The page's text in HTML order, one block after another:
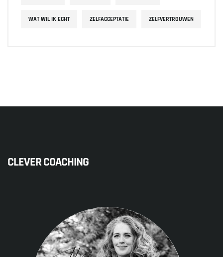
WAT WIL IK ECHT ZELFACCEPTATIE ZELFVERTROUWEN
CLEVER COACHING